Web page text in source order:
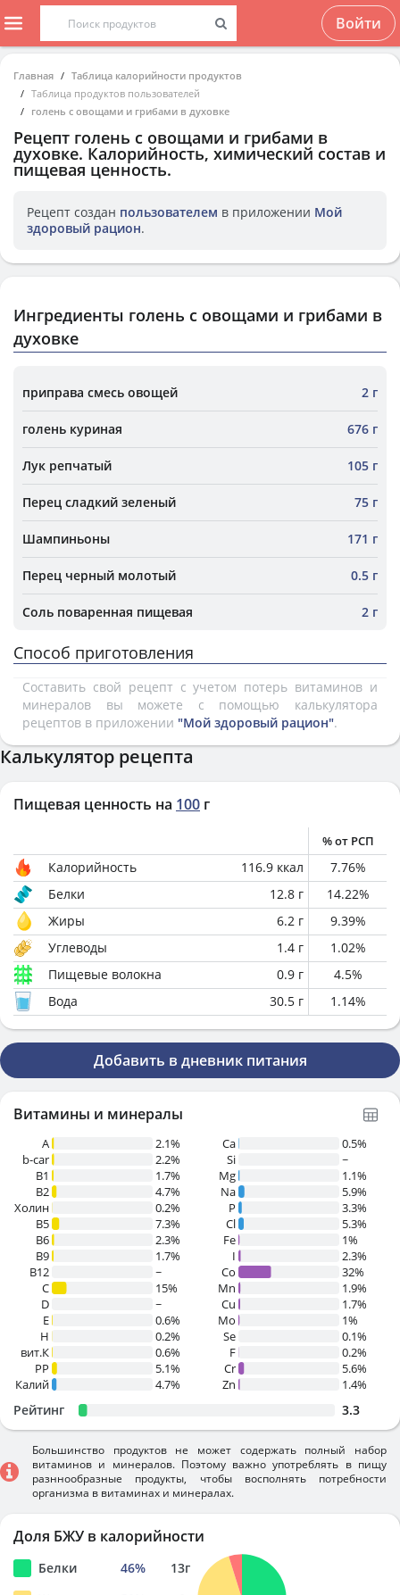
Войти
Главная
Таблица калорийности продуктов
Таблица продуктов пользователей
голень с овощами и грибами в духовке
Рецепт голень с овощами и грибами в
духовке. Калорийность, химический состав и
пищевая ценность.
Рецепт создан пользователем в приложении Мой
здоровый рацион.
Ингредиенты голень с овощами и грибами в
духовке
приправа смесь овощей 2 г
голень куриная 676 г
Лук репчатый 105 г
Перец сладкий зеленый 75 г
Шампиньоны 171 г
Перец черный молотый 0.5 г
Соль поваренная пищевая 2 г
Способ приготовления
Составить свой рецепт с учетом потерь витаминов и
минералов вы можете с помощью калькулятора
рецептов в приложении "Мой здоровый рацион".
Калькулятор рецепта
Пищевая ценность на 100 г
% от РСП
Калорийность 116.9 ккал 7.76%
Белки
12.8 г 14.22%
Жиры
6.2 г 9.39%
Углеводы
1.4 г 1.02%
Пищевые волокна
0.9 г 4.5%
Вода
30.5 г 1.14%
Добавить в дневник питания
Витамины и минералы
A
2.1%
b-car
2.2%
В1
1.7%
B2
4.7%
Холин
0.2%
B5
7.3%
B6
2.3%
B9
1.7%
B12
~
C
15%
D
~
E
0.6%
H
0.2%
вит.К
0.6%
PP
5.1%
Калий
4.7%
Ca
0.5%
Si
~
Mg
1.1%
Na
5.9%
P
3.3%
Cl
5.3%
Fe
1%
I
2.3%
Co
32%
Mn
1.9%
Cu
1.7%
Mo
1%
Se
0.1%
F
0.2%
Cr
5.6%
Zn
1.4%
Рейтинг 3.3
Большинство продуктов не может содержать полный набор
витаминов и минералов. Поэтому важно употреблять в пищу
разннообразные продукты, чтобы восполнять потребности
организма в витаминах и минералах.
Доля БЖУ в калорийности
Белки 46% 13г